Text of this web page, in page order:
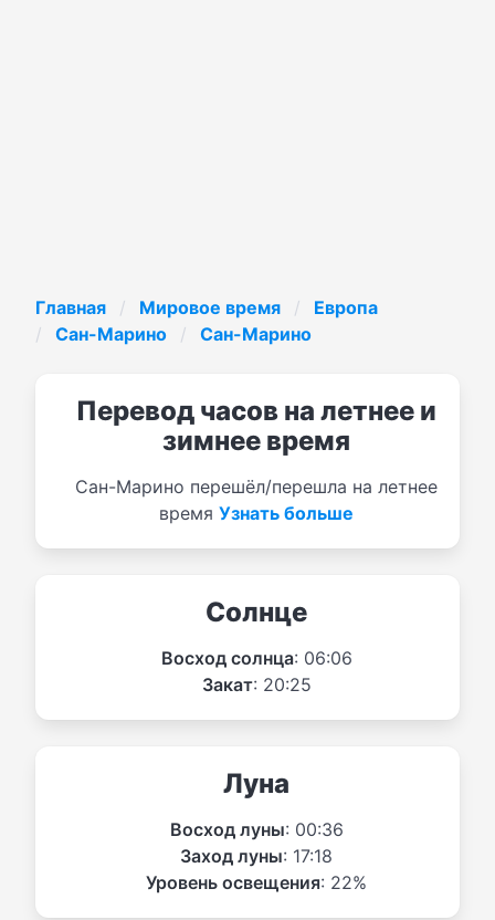
Главная Мировое время
Европа
Сан-Марино
Сан-Марино
Перевод часов на летнее и
зимнее время
Сан-Марино перешёл/перешла на летнее
время Узнать больше
Солнце
Восход солнца: 06:06
Закат: 20:25
Луна
Восход луны: 00:36
Заход луны: 17:18
Уровень освещения: 22%